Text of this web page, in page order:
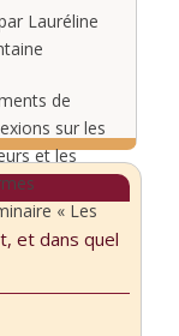
Lauréline
de
sur les
et les
« Les
du
février
et dans quel